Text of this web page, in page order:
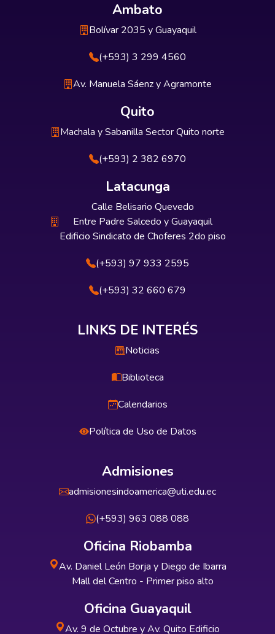
Ambato
Bolívar 2035 y Guayaquil
(+593) 3 299 4560
Av. Manuela Sáenz y Agramonte
Quito
Machala y Sabanilla Sector Quito norte
(+593) 2 382 6970
Latacunga
Calle Belisario Quevedo
Entre Padre Salcedo y Guayaquil
Edificio Sindicato de Choferes 2do piso
(+593) 97 933 2595
(+593) 32 660 679
LINKS DE INTERÉS
Noticias
Biblioteca
Calendarios
Política de Uso de Datos
Admisiones
admisionesindoamerica@uti.edu.ec
(+593) 963 088 088
Oficina Riobamba
Av. Daniel León Borja y Diego de Ibarra
Mall del Centro - Primer piso alto
Oficina Guayaquil
Av. 9 de Octubre y Av. Quito Edificio